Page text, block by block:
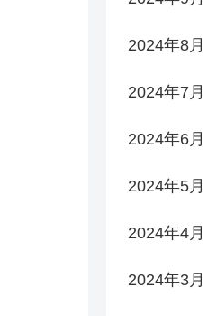
2024年8月
2024年7月
2024年6月
2024年5月
2024年4月
2024年3月